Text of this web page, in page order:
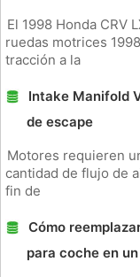
El 1998 Honda CRV
ruedas motrices
tracción a la
Intake Manifold
de escape
Motores requieren
cantidad de flujo de
fin de
Cómo
para coche en